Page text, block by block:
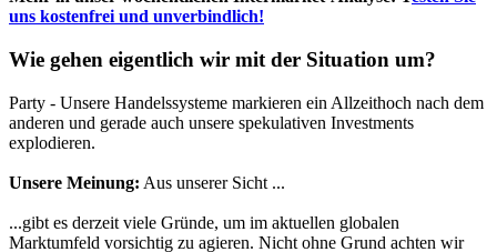
uns kostenfrei und unverbindlich!
Wie gehen eigentlich wir mit der Situation um?
Party - Unsere Handelssysteme markieren ein Allzeithoch nach dem
anderen und gerade auch unsere spekulativen Investments
explodieren.
Unsere Meinung: Aus unserer Sicht ...
...gibt es derzeit viele Gründe, um im aktuellen globalen
Marktumfeld vorsichtig zu agieren. Nicht ohne Grund achten wir